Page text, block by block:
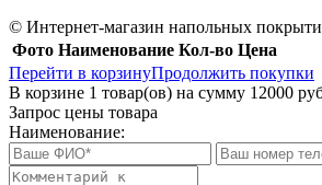
© Интернет-магазин напольных
Фото Наименование Кол-во Цена
Перейти в корзинуПродолжить покупки
В корзине 1 товар(ов) на сумму 12000
Запрос цены товара
Наименование: